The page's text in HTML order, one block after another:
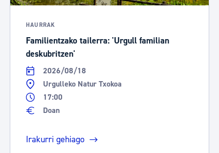
HAURRAK
Familientzako tailerra: 'Urgull familian
deskubritzen'
2026/08/18
Urgulleko Natur Txokoa
17:00
Doan
Irakurri gehiago